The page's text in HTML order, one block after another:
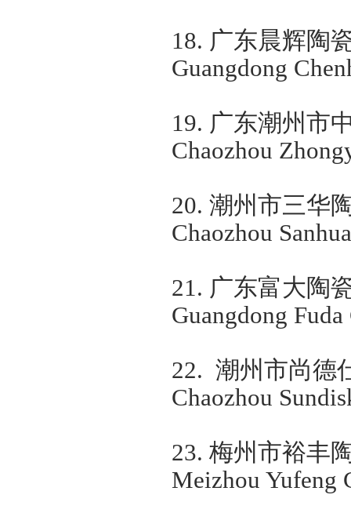
18. 广东晨辉陶
Guangdong
19. 广东潮州市
Chaozhou
20. 潮州市三华
Chaozhou
21. 广东富大陶
Guangdong
22. 潮州市尚德
Chaozhou
23. 梅州市裕丰
Meizhou Yufeng